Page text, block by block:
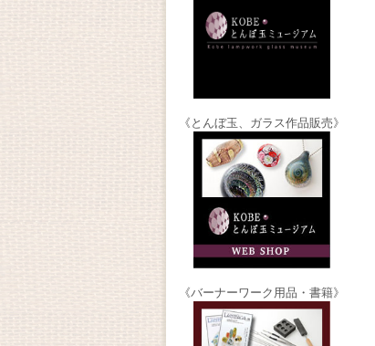
《とんぼ玉、ガラス作品販売》
《バーナーワーク用品・書籍》